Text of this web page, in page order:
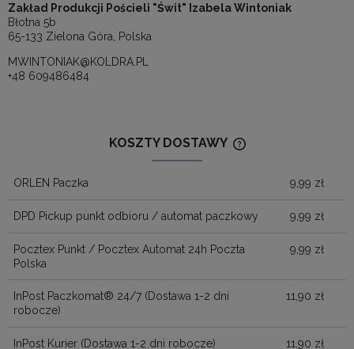
Zakład Produkcji Pościeli "Świt" Izabela Wintoniak
Błotna 5b
65-133 Zielona Góra, Polska
MWINTONIAK@KOLDRA.PL
+48 609486484
KOSZTY DOSTAWY
ORLEN Paczka 9,99 zł
DPD Pickup punkt odbioru / automat paczkowy 9,99 zł
Pocztex Punkt / Pocztex Automat 24h Poczta
Polska
9,99 zł
InPost Paczkomat® 24/7 (Dostawa 1-2 dni
robocze)
11,90 zł
InPost Kurier (Dostawa 1-2 dni robocze) 11,90 zł